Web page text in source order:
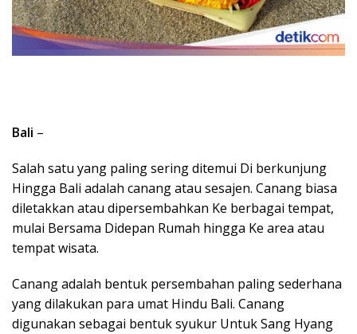
Bali –
Salah satu yang paling sering ditemui Di berkunjung
Hingga Bali adalah canang atau sesajen. Canang biasa
diletakkan atau dipersembahkan Ke berbagai tempat,
mulai Bersama Didepan Rumah hingga Ke area atau
tempat wisata.
Canang adalah bentuk persembahan paling sederhana
yang dilakukan para umat Hindu Bali. Canang
digunakan sebagai bentuk syukur Untuk Sang Hyang